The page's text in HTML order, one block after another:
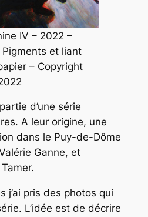
IV – 2022 –
et liant
– Copyright
d’une série
A leur origine, une
dans le Puy-de-Dôme
Ganne, et
j’ai pris des photos qui
L’idée est de décrire